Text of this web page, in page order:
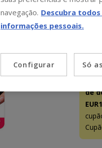
-
de
navegação. Descubra
informações pessoais.
Só
Configurar